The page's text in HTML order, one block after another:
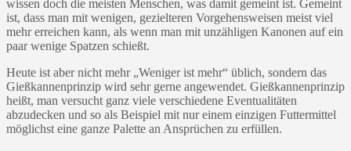
wissen doch die meisten Menschen, was damit gemeint ist. Gemeint
ist, dass man mit wenigen, gezielteren Vorgehensweisen meist viel
mehr erreichen kann, als wenn man mit unzähligen Kanonen auf ein
paar wenige Spatzen schießt.
Heute ist aber nicht mehr „Weniger ist mehr“ üblich, sondern das
Gießkannenprinzip wird sehr gerne angewendet. Gießkannenprinzip
heißt, man versucht ganz viele verschiedene Eventualitäten
abzudecken und so als Beispiel mit nur einem einzigen Futtermittel
möglichst eine ganze Palette an Ansprüchen zu erfüllen.